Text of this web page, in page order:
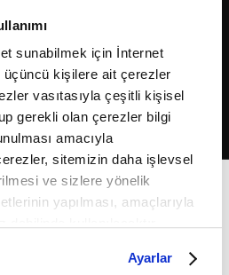
sunabilmek için İnternet
kişilere ait çerezler
vasıtasıyla çeşitli kişisel
gerekli olan çerezler bilgi
amacıyla
sitemizin daha işlevsel
ve sizlere yönelik
yapılması, amaçlarıyla
ilişkin detaylı bilgi için
Ayarlar
saklıdır.